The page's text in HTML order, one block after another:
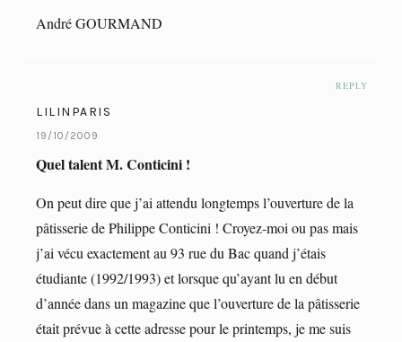
André GOURMAND
REPLY
LILINPARIS
19/10/2009
Quel talent M. Conticini !
On peut dire que j’ai attendu longtemps l’ouverture de la
pâtisserie de Philippe Conticini ! Croyez-moi ou pas mais
j’ai vécu exactement au 93 rue du Bac quand j’étais
étudiante (1992/1993) et lorsque qu’ayant lu en début
d’année dans un magazine que l’ouverture de la pâtisserie
était prévue à cette adresse pour le printemps, je me suis